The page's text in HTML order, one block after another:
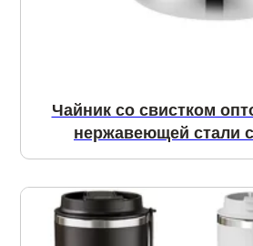
Чайник со свистком
нержавеющей стали